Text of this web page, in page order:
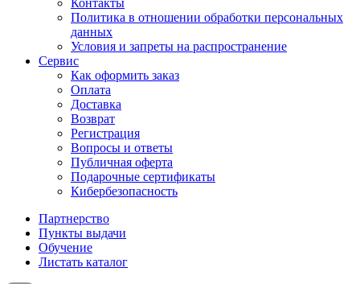
Контакты
Политика в отношении обработки персональных
данных
Условия и запреты на распространение
Сервис
Как оформить заказ
Оплата
Доставка
Возврат
Регистрация
Вопросы и ответы
Публичная оферта
Подарочные сертификаты
Кибербезопасность
Партнерство
Пункты выдачи
Обучение
Листать каталог